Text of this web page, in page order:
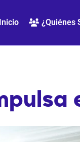
Inicio ¿Quiénes